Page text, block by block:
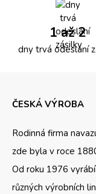
1 až 2
dny trvá odeslání
ČESKÁ VÝROBA
Rodinná firma
zde byla v roce
Od roku 1976
různých výrobních